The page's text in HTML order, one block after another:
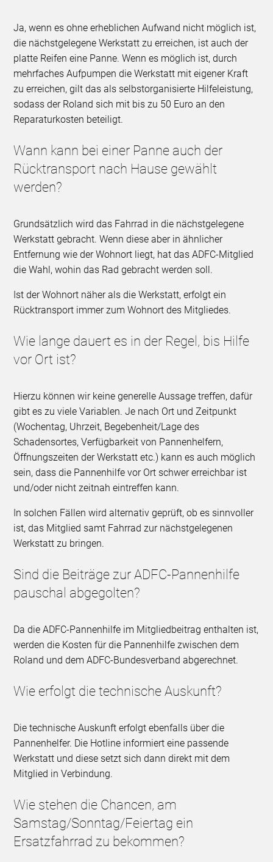
Ja, wenn es ohne erheblichen Aufwand nicht möglich ist,
die nächstgelegene Werkstatt zu erreichen, ist auch der
platte Reifen eine Panne. Wenn es möglich ist, durch
mehrfaches Aufpumpen die Werkstatt mit eigener Kraft
zu erreichen, gilt das als selbstorganisierte Hilfeleistung,
sodass der Roland sich mit bis zu 50 Euro an den
Reparaturkosten beteiligt.
Wann kann bei einer Panne auch der
Rücktransport nach Hause gewählt
werden?
Grundsätzlich wird das Fahrrad in die nächstgelegene
Werkstatt gebracht. Wenn diese aber in ähnlicher
Entfernung wie der Wohnort liegt, hat das ADFC-Mitglied
die Wahl, wohin das Rad gebracht werden soll.
Ist der Wohnort näher als die Werkstatt, erfolgt ein
Rücktransport immer zum Wohnort des Mitgliedes.
Wie lange dauert es in der Regel, bis Hilfe
vor Ort ist?
Hierzu können wir keine generelle Aussage treffen, dafür
gibt es zu viele Variablen. Je nach Ort und Zeitpunkt
(Wochentag, Uhrzeit, Begebenheit/Lage des
Schadensortes, Verfügbarkeit von Pannenhelfern,
Öffnungszeiten der Werkstatt etc.) kann es auch möglich
sein, dass die Pannenhilfe vor Ort schwer erreichbar ist
und/oder nicht zeitnah eintreffen kann.
In solchen Fällen wird alternativ geprüft, ob es sinnvoller
ist, das Mitglied samt Fahrrad zur nächstgelegenen
Werkstatt zu bringen.
Sind die Beiträge zur ADFC-Pannenhilfe
pauschal abgegolten?
Da die ADFC-Pannenhilfe im Mitgliedbeitrag enthalten ist,
werden die Kosten für die Pannenhilfe zwischen dem
Roland und dem ADFC-Bundesverband abgerechnet.
Wie erfolgt die technische Auskunft?
Die technische Auskunft erfolgt ebenfalls über die
Pannenhelfer. Die Hotline informiert eine passende
Werkstatt und diese setzt sich dann direkt mit dem
Mitglied in Verbindung.
Wie stehen die Chancen, am
Samstag/Sonntag/Feiertag ein
Ersatzfahrrad zu bekommen?